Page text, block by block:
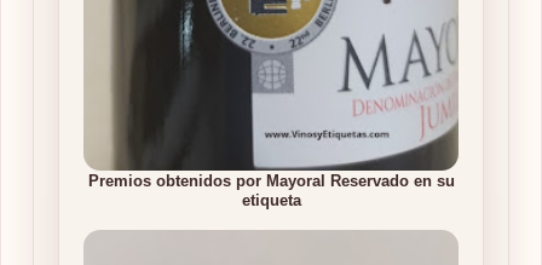
Premios obtenidos por Mayoral Reservado en su
etiqueta